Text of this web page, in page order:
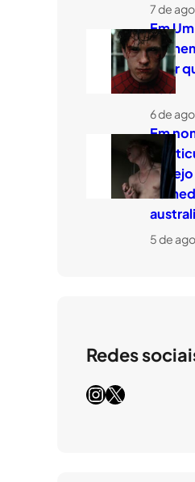
7 de
Em
quer
voe
6 de
Em
5 de
Redes
InstagramX